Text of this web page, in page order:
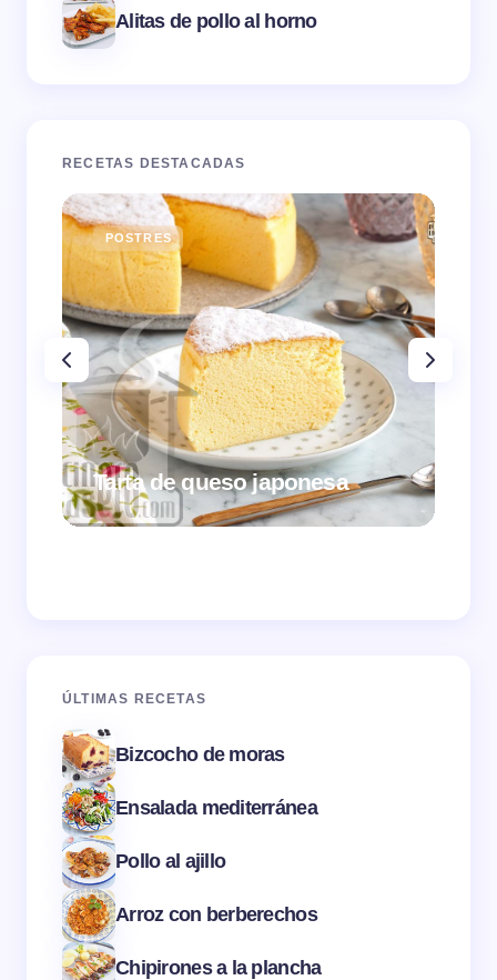
Alitas de pollo al horno
RECETAS DESTACADAS
POSTRES
Tarta de queso japonesa
ÚLTIMAS RECETAS
Bizcocho de moras
Ensalada mediterránea
Pollo al ajillo
Arroz con berberechos
Chipirones a la plancha